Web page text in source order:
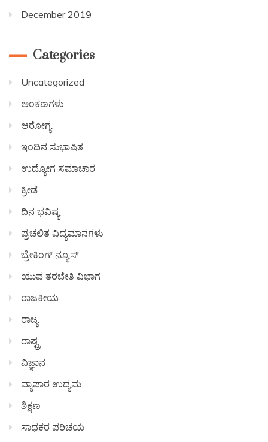
December 2019
Categories
Uncategorized
ಅಂಕಣಗಳು
ಆರೋಗ್ಯ
ಇಂದಿನ ಸುಭಾಷಿತ
ಉದ್ಯೋಗ ಸಮಾಚಾರ
ಕ್ರೀಡೆ
ದಿನ ಭವಿಷ್ಯ
ಪ್ರಚಲಿತ ವಿದ್ಯಮಾನಗಳು
ಬ್ರೇಕಿಂಗ್ ನ್ಯೂಸ್
ಯುವ ತರಬೇತಿ ವಿಭಾಗ
ರಾಜಕೀಯ
ರಾಜ್ಯ
ರಾಷ್ಟ್ರ
ವಿಜ್ಞಾನ
ವ್ಯಾಪಾರ ಉದ್ಯಮ
ಶಿಕ್ಷಣ
ಸಾಧಕರ ಪರಿಚಯ